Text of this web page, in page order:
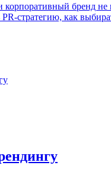
корпоративный бренд
стратегию, как